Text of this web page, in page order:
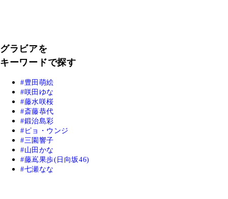
グラビアを
キーワードで探す
豊田萌絵
咲田ゆな
藤水咲桜
斎藤恭代
鍛治島彩
ピョ・ウンジ
三園響子
山田かな
藤嶌果歩(日向坂46)
七瀬なな